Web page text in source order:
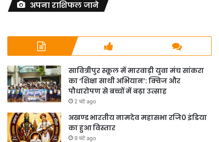
अपना राशिफल जाने
सावित्रीपुर स्कूल में मारवाड़ी युवा मंच सांकरा
का ‘शिक्षा साथी अभियान’: क्विज और
पौधारोपण से बच्चों में बढ़ा उत्साह
2 घंटे ago
अखण्ड भारतीय नामदेव महासभा रजि0 इंडिया
का हुआ विस्तार
9 घंटे ago